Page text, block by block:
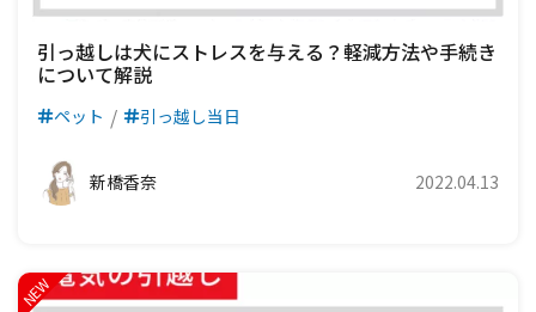
引っ越しは犬にストレスを与える？軽減方法や手続き
について解説
ペット 引っ越し当日
新橋香奈 2022.04.13